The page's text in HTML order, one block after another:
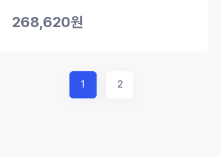
268,620원
1 2